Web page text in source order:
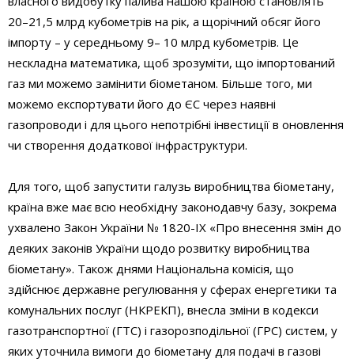
20–21,5 млрд кубометрів на рік, а щорічний обсяг його
імпорту – у середньому 9– 10 млрд кубометрів. Це
нескладна математика, щоб зрозуміти, що імпортований
газ ми можемо замінити біометаном. Більше того, ми
можемо експортувати його до ЄС через наявні
газопроводи і для цього непотрібні інвестиції в оновлення
чи створення додаткової інфраструктури.
Для того, щоб запустити галузь виробництва біометану,
країна вже має всю необхідну законодавчу базу, зокрема
ухвалено Закон України № 1820-ІХ «Про внесення змін до
деяких законів України щодо розвитку виробництва
біометану». Також днями Національна комісія, що
здійснює державне регулювання у сферах енергетики та
комунальних послуг (НКРЕКП), внесла зміни в кодекси
газотранспортної (ГТС) і газорозподільної (ГРС) систем, у
яких уточнила вимоги до біометану для подачі в газові